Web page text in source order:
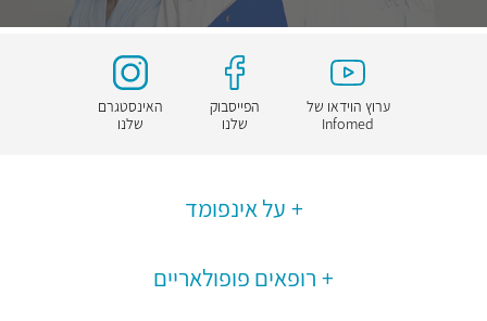
ערוץ הוידאו של
Infomed
הפייסבוק
שלנו
האינסטגרם
שלנו
על אינפומד
רופאים פופולאריים